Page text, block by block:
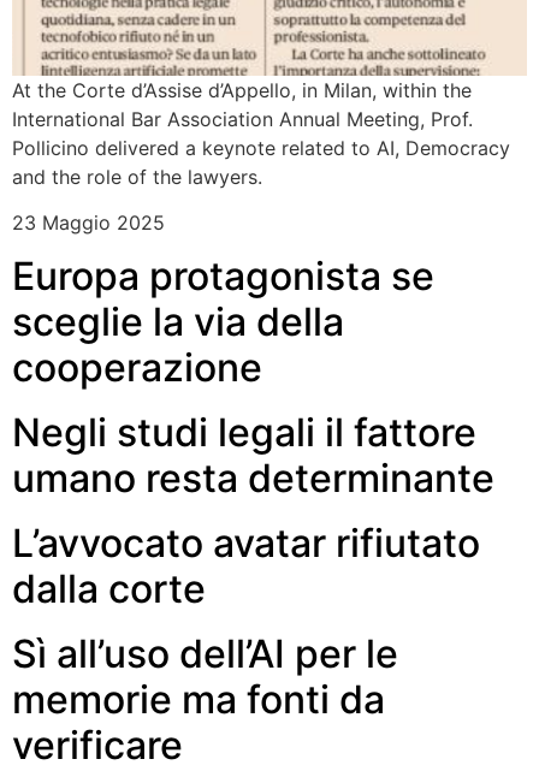
At the Corte d’Assise d’Appello, in Milan, within the
International Bar Association Annual Meeting, Prof.
Pollicino delivered a keynote related to AI, Democracy
and the role of the lawyers.
23 Maggio 2025
Europa protagonista se
sceglie la via della
cooperazione
Negli studi legali il fattore
umano resta determinante
L’avvocato avatar rifiutato
dalla corte
Sì all’uso dell’AI per le
memorie ma fonti da
verificare